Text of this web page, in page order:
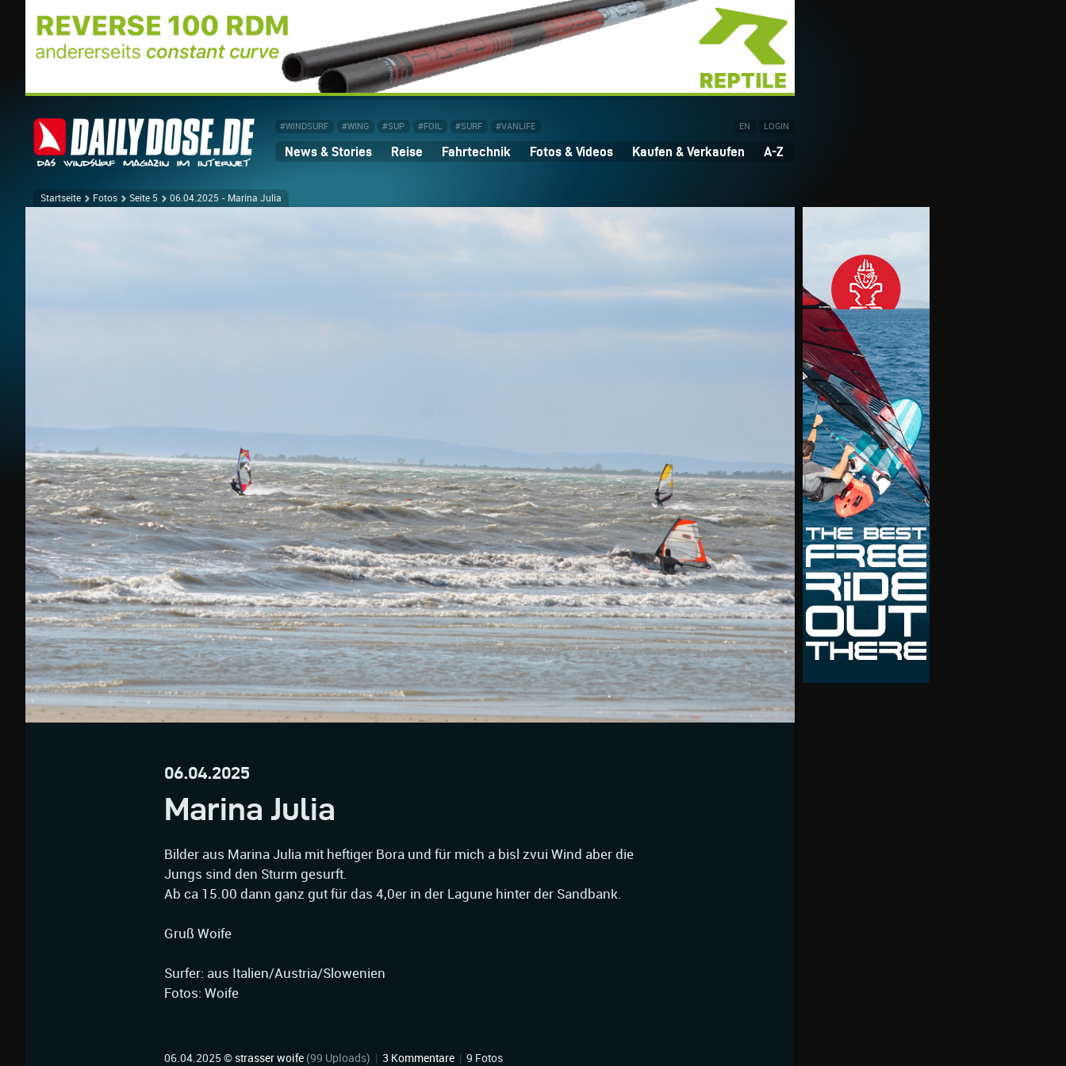
#WINDSURF #WING #SUP #FOIL #SURF #VANLIFE EN LOGIN
News & Stories Reise Fahrtechnik Fotos & Videos Kaufen & Verkaufen A-Z
Startseite Fotos Seite 5 06.04.2025 - Marina Julia
06.04.2025
Marina Julia
Bilder aus Marina Julia mit heftiger Bora und für mich a bisl zvui Wind aber die
Jungs sind den Sturm gesurft.
Ab ca 15.00 dann ganz gut für das 4,0er in der Lagune hinter der Sandbank.
Gruß Woife
Surfer: aus Italien/Austria/Slowenien
Fotos: Woife
06.04.2025 © strasser woife (99 Uploads) | 3 Kommentare | 9 Fotos